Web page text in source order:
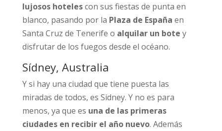
lujosos hotelescon sus fiestas de punta en
blanco, pasando por la Plaza de España en
Santa Cruz de Tenerife o alquilar un bote y
disfrutar de los fuegos desde el océano.
Sídney, Australia
Y si hay una ciudad que tiene puesta las
miradas de todos, es Sidney. Y no es para
menos, ya que es una de las primeras
ciudades en recibir el año nuevo. Además